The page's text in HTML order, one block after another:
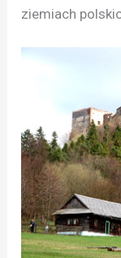
ziemiach